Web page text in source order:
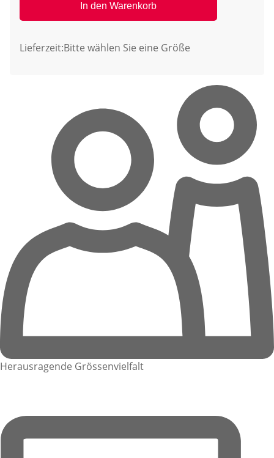
In den Warenkorb
Lieferzeit:Bitte wählen Sie eine Größe
Herausragende Grössenvielfalt